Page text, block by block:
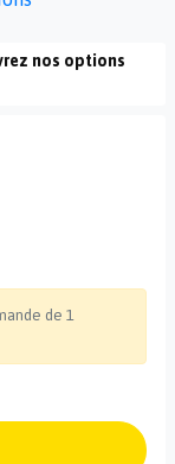
nos options
de 1